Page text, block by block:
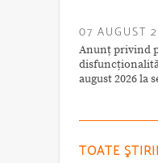
07 AUGUST
Anunț privind
august 2026 la
TOATE